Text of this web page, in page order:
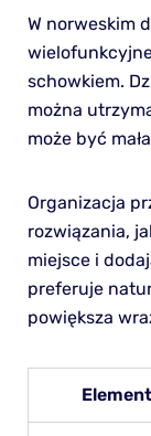
W norweskim
schowkiem.
można
może być
Organizacja
rozwiązania,
miejsce i
preferuje
powiększa
Element